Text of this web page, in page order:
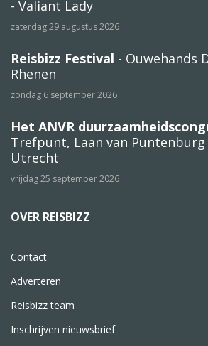
- Valiant Lady
zaterdag 29 augustus 2026
Reisbizz Festival - Ouwehands
Rhenen
zondag 6 september 2026
Het ANVR
Trefpunt, Laan van Puntenburg
Utrecht
vrijdag 25 september 2026
OVER REISBIZZ
Contact
Adverteren
Reisbizz team
Inschrijven nieuwsbrief